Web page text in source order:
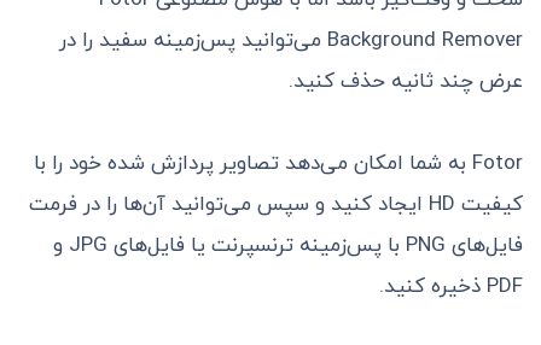
Background Remover می‌توانید پس‌زمینه سفید را در
عرض چند ثانیه حذف کنید.
Fotor به شما امکان می‌دهد تصاویر پردازش شده خود را با
کیفیت HD ایجاد کنید و سپس می‌توانید آن‌ها را در فرمت
فایل‌های PNG با پس‌زمینه ترنسپرنت یا فایل‌های JPG و
PDF ذخیره کنید.